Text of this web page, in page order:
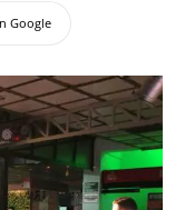
Google